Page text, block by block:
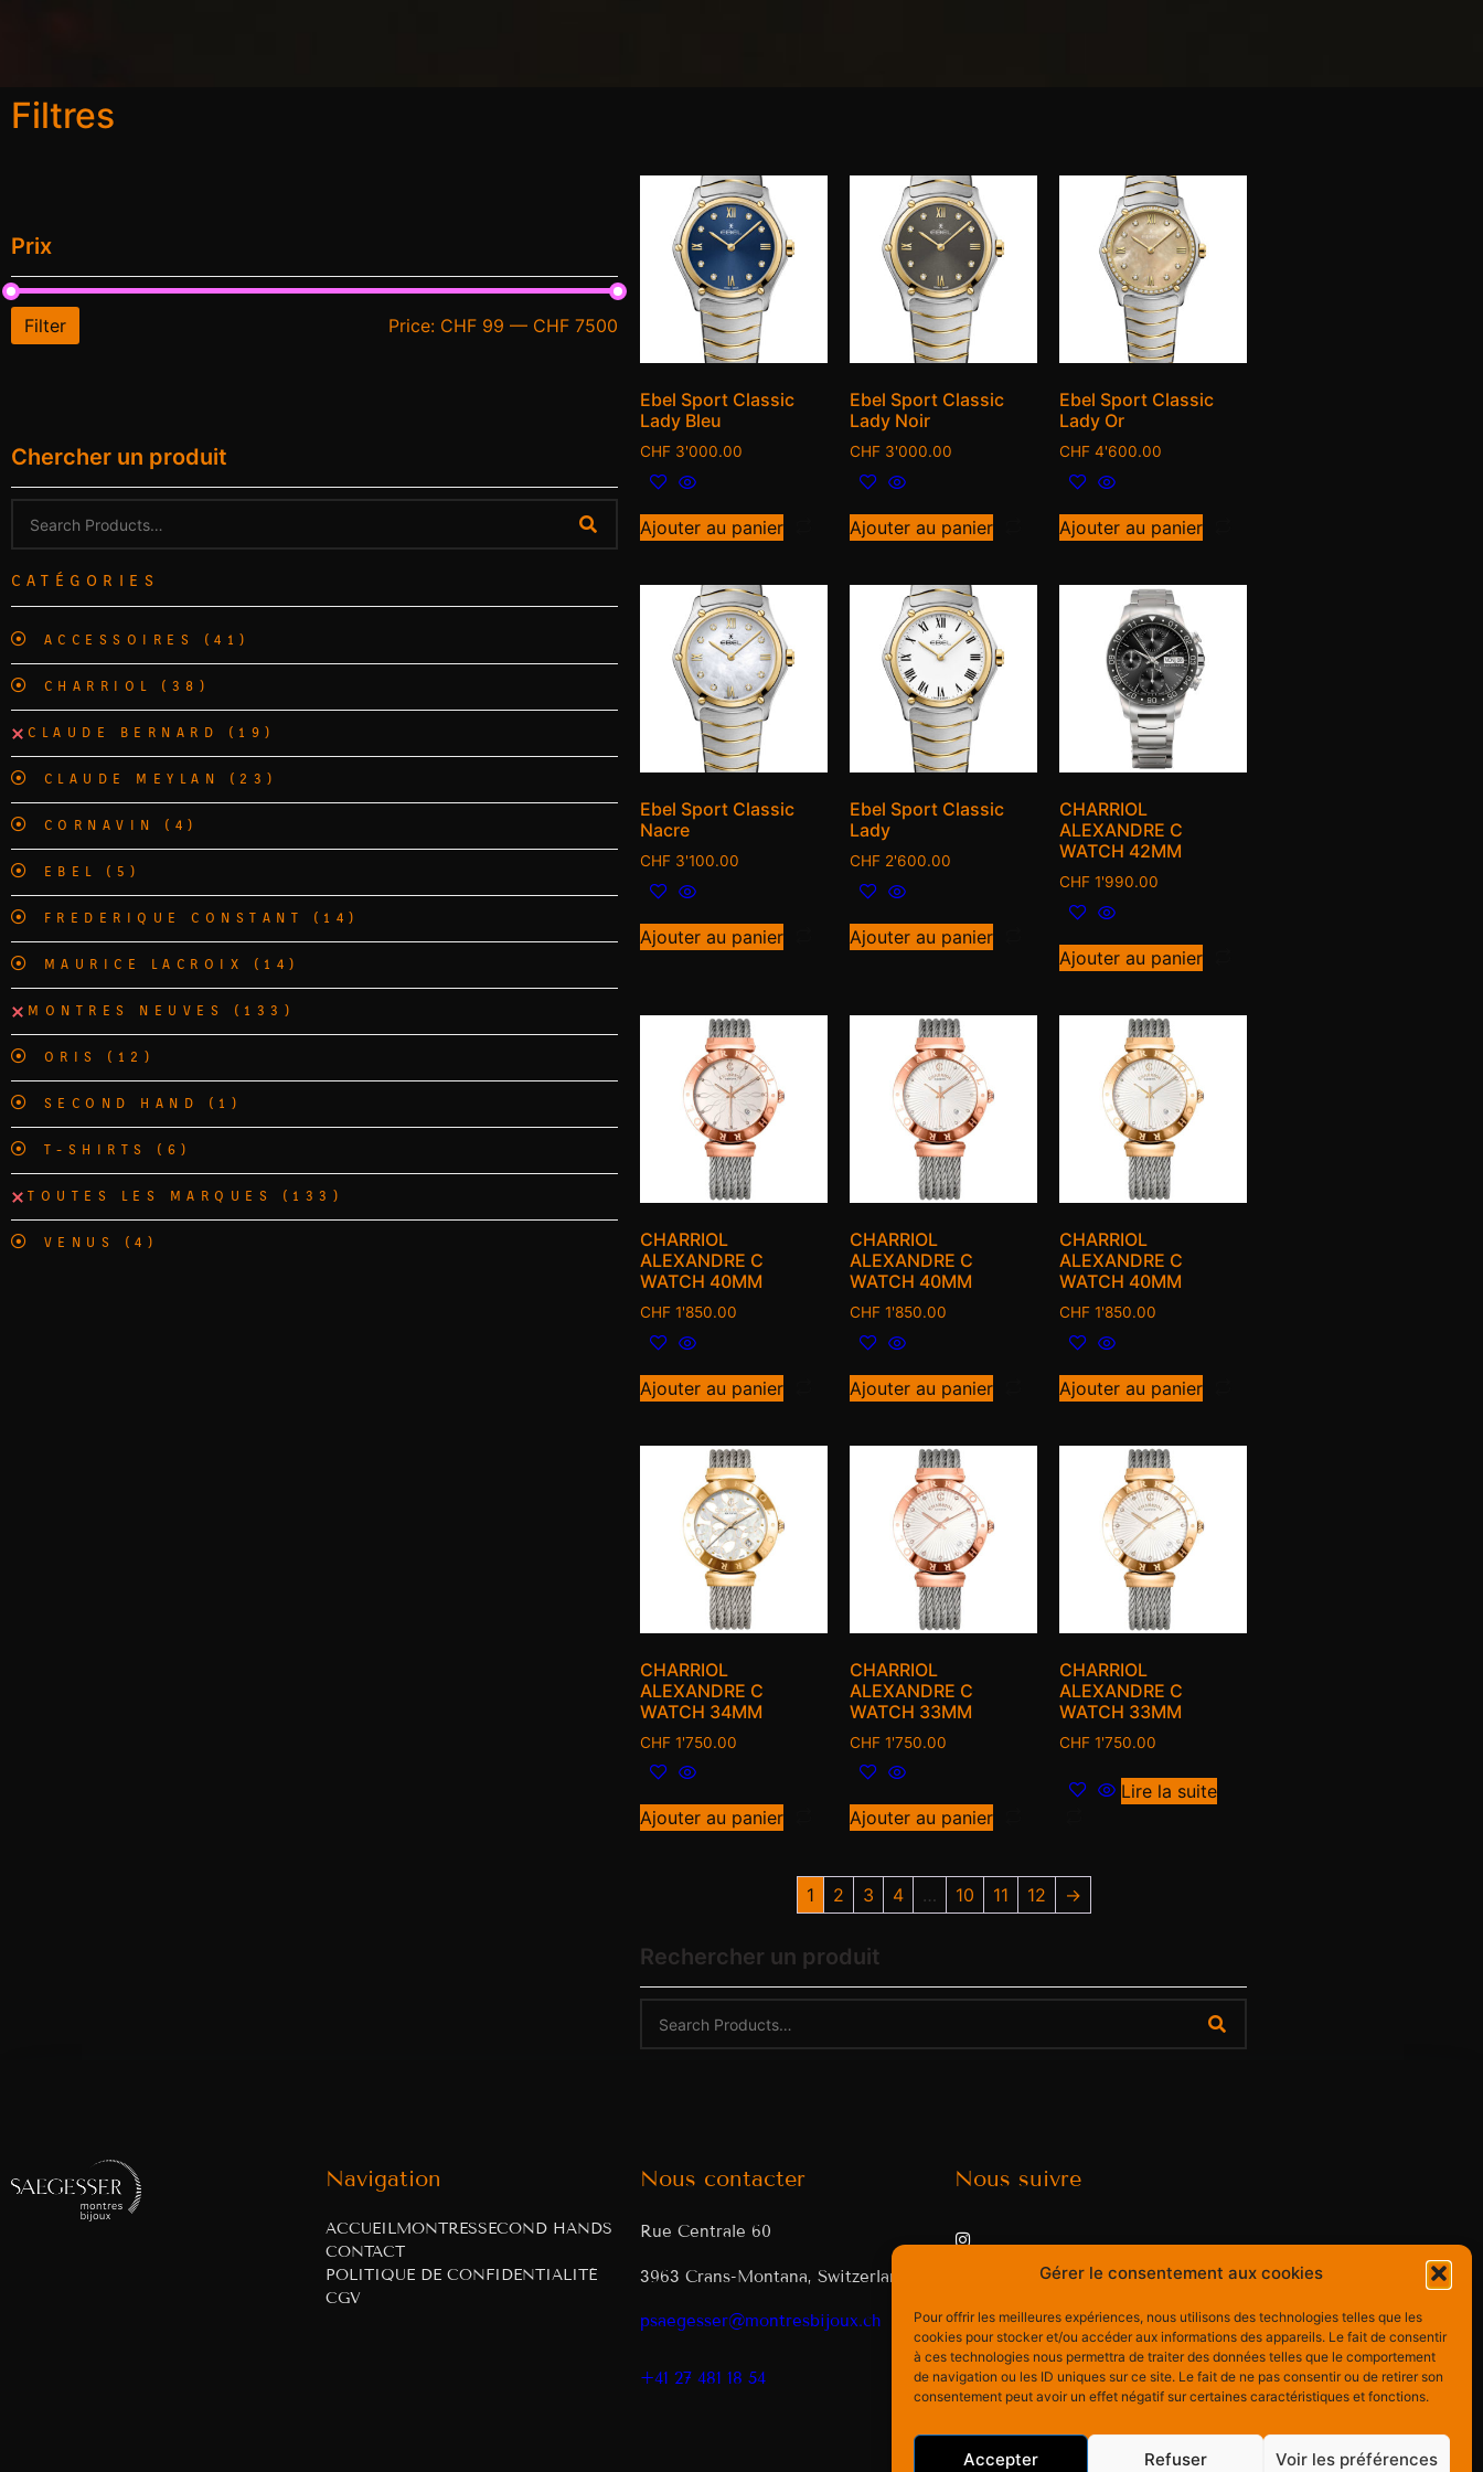
Gérer le consentement aux cookies
Pour offrir les meilleures expériences, nous utilisons des technologies telles que les
cookies pour stocker et/ou accéder aux informations des appareils. Le fait de consentir
à ces technologies nous permettra de traiter des données telles que le comportement
de navigation ou les ID uniques sur ce site. Le fait de ne pas consentir ou de retirer son
consentement peut avoir un effet négatif sur certaines caractéristiques et fonctions.
Accepter Refuser Voir les préférences
Filtres
Prix
Filter Price: CHF 99 — CHF 7500
Chercher un produit
CATÉGORIES
ACCESSOIRES (41)
CHARRIOL (38)
CLAUDE BERNARD (19)
CLAUDE MEYLAN (23)
CORNAVIN (4)
EBEL (5)
FREDERIQUE CONSTANT (14)
MAURICE LACROIX (14)
MONTRES NEUVES (133)
ORIS (12)
SECOND HAND (1)
T-SHIRTS (6)
TOUTES LES MARQUES (133)
VENUS (4)
Ebel Sport Classic
Lady Bleu
CHF 3'000.00
Ajouter au panier
Ebel Sport Classic
Lady Noir
CHF 3'000.00
Ajouter au panier
Ebel Sport Classic
Lady Or
CHF 4'600.00
Ajouter au panier
Ebel Sport Classic
Nacre
CHF 3'100.00
Ajouter au panier
Ebel Sport Classic
Lady
CHF 2'600.00
Ajouter au panier
CHARRIOL
ALEXANDRE C
WATCH 42MM
CHF 1'990.00
Ajouter au panier
CHARRIOL
ALEXANDRE C
WATCH 40MM
CHF 1'850.00
Ajouter au panier
CHARRIOL
ALEXANDRE C
WATCH 40MM
CHF 1'850.00
Ajouter au panier
CHARRIOL
ALEXANDRE C
WATCH 40MM
CHF 1'850.00
Ajouter au panier
CHARRIOL
ALEXANDRE C
WATCH 34MM
CHF 1'750.00
Ajouter au panier
CHARRIOL
ALEXANDRE C
WATCH 33MM
CHF 1'750.00
Ajouter au panier
CHARRIOL
ALEXANDRE C
WATCH 33MM
CHF 1'750.00
Lire la suite
1 2 3 4 … 10 11 12 →
Rechercher un produit
Navigation
ACCUEILMONTRESSECOND HANDS
CONTACT
POLITIQUE DE CONFIDENTIALITÉ
CGV
Nous contacter
Rue Centrale 60
3963 Crans-Montana, Switzerland
psaegesser@montresbijoux.ch
+41 27 481 18 54
Nous suivre